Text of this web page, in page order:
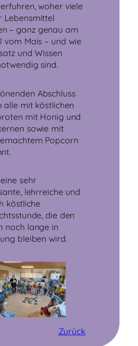
woher viele
Lebensmittel
– ganz genau am
vom Mais – und wie
und Wissen
sind.
Abschluss
alle mit köstlichen
mit Honig und
sowie mit
Popcorn
sehr
lehrreiche und
köstliche
die den
noch lange in
bleiben wird.
Zurück